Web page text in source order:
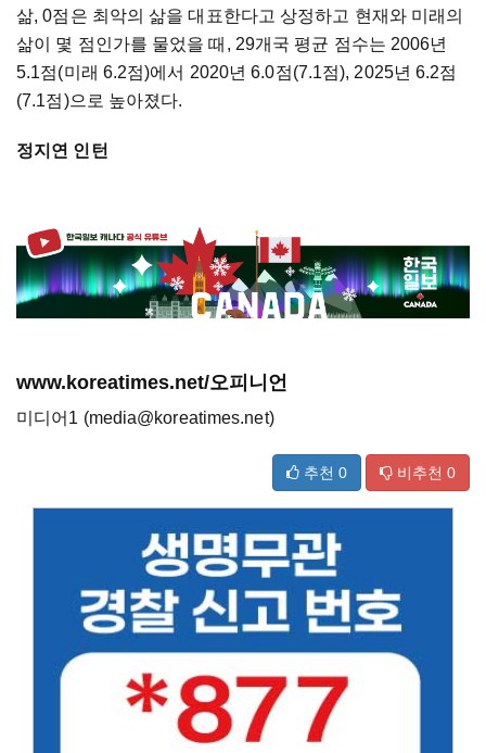
삶, 0점은 최악의 삶을 대표한다고 상정하고 현재와 미래의
삶이 몇 점인가를 물었을 때, 29개국 평균 점수는 2006년
5.1점(미래 6.2점)에서 2020년 6.0점(7.1점), 2025년 6.2점
(7.1점)으로 높아졌다.
정지연 인턴
www.koreatimes.net/오피니언
미디어1 (media@koreatimes.net)
추천 0 비추천 0